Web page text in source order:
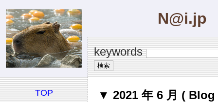
N@i.jp
keywords
TOP
▼ 2021 年 6 月 ( Blog